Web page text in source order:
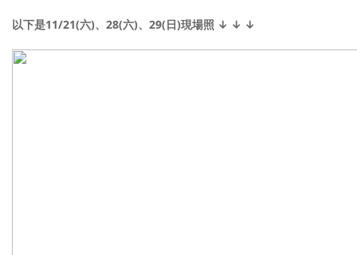
以下是11/21(六)、28(六)、29(日)現場照 ↓ ↓ ↓